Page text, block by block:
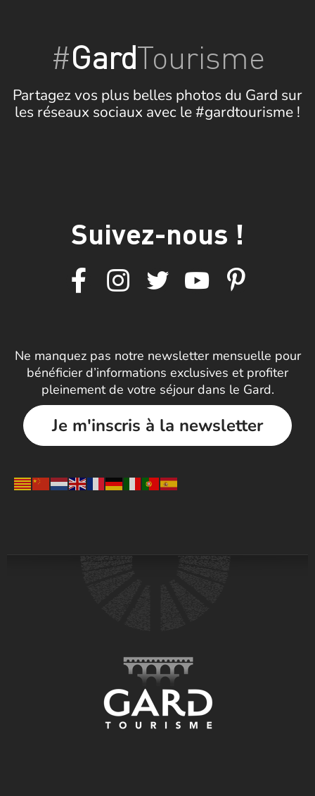
#GardTourisme
Partagez vos plus belles photos du Gard sur
les réseaux sociaux avec le #gardtourisme !
Suivez-nous !
Ne manquez pas notre newsletter mensuelle pour
bénéficier d’informations exclusives et profiter
pleinement de votre séjour dans le Gard.
Je m'inscris à la newsletter